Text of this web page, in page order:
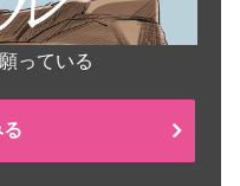
っている